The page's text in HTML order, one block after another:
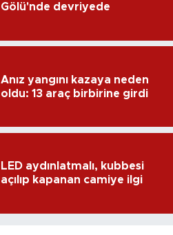
Gölü'nde devriyede
Anız yangını kazaya neden
oldu: 13 araç birbirine girdi
LED aydınlatmalı, kubbesi
açılıp kapanan camiye ilgi